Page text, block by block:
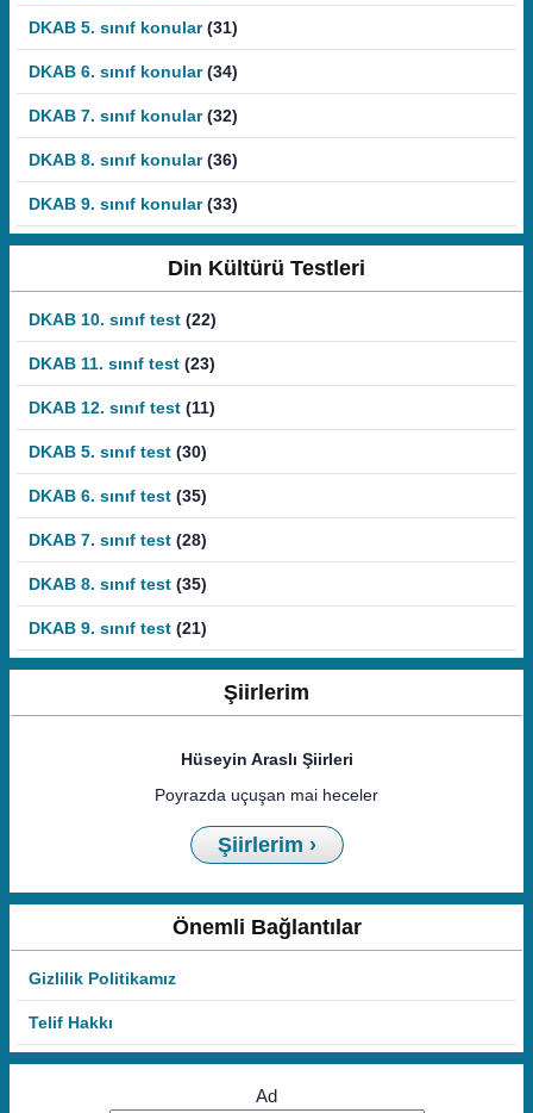
DKAB 5. sınıf konular (31)
DKAB 6. sınıf konular (34)
DKAB 7. sınıf konular (32)
DKAB 8. sınıf konular (36)
DKAB 9. sınıf konular (33)
Din Kültürü Testleri
DKAB 10. sınıf test (22)
DKAB 11. sınıf test (23)
DKAB 12. sınıf test (11)
DKAB 5. sınıf test (30)
DKAB 6. sınıf test (35)
DKAB 7. sınıf test (28)
DKAB 8. sınıf test (35)
DKAB 9. sınıf test (21)
Şiirlerim
Hüseyin Araslı Şiirleri
Poyrazda uçuşan mai heceler
Şiirlerim ›
Önemli Bağlantılar
Gizlilik Politikamız
Telif Hakkı
Ad